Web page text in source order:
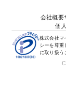
会社概要
個
株式会社マ
シーを尊重
に取り扱う